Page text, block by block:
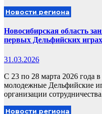
Новости региона
Новосибирская область
первых Дельфийских
31.03.2026
С 23 по 28 марта 2026 года
молодежные Дельфийские
организации
Новости региона